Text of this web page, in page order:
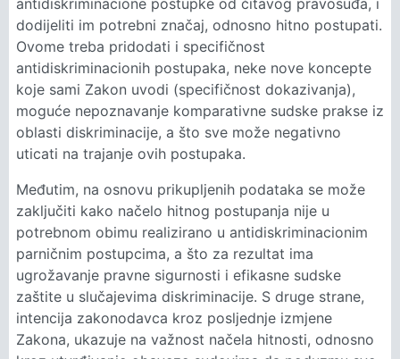
antidiskriminacione postupke od čitavog pravosuđa, i
dodijeliti im potrebni značaj, odnosno hitno postupati.
Ovome treba pridodati i specifičnost
antidiskriminacionih postupaka, neke nove koncepte
koje sami Zakon uvodi (specifičnost dokazivanja),
moguće nepoznavanje komparativne sudske prakse iz
oblasti diskriminacije, a što sve može negativno
uticati na trajanje ovih postupaka.
Međutim, na osnovu prikupljenih podataka se može
zaključiti kako načelo hitnog postupanja nije u
potrebnom obimu realizirano u antidiskriminacionim
parničnim postupcima, a što za rezultat ima
ugrožavanje pravne sigurnosti i efikasne sudske
zaštite u slučajevima diskriminacije. S druge strane,
intencija zakonodavca kroz posljednje izmjene
Zakona, ukazuje na važnost načela hitnosti, odnosno